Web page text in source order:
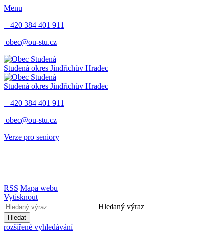
Menu
+420 384 401 911
obec@ou-stu.cz
Studená okres Jindřichův Hradec
Studená okres Jindřichův Hradec
+420 384 401 911
obec@ou-stu.cz
Verze pro seniory
RSS Mapa webu
Vytisknout
Hledaný výraz
Hledat
rozšířené vyhledávání